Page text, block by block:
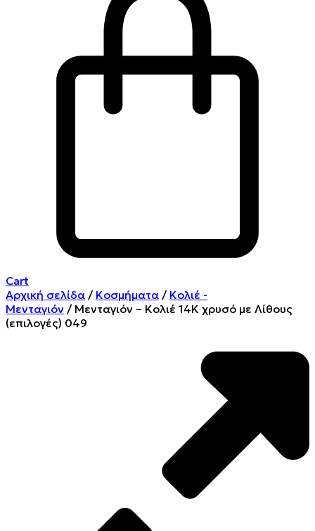
Cart
Αρχική σελίδα / Κοσμήματα / Κολιέ -
Μενταγιόν / Μενταγιόν – Κολιέ 14Κ χρυσό με Λίθους
(επιλογές) 049